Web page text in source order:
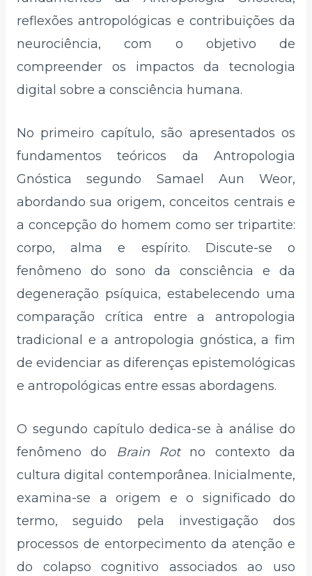
reflexões antropológicas e contribuições da
neurociência, com o objetivo de
compreender os impactos da tecnologia
digital sobre a consciência humana.
No primeiro capítulo, são apresentados os
fundamentos teóricos da Antropologia
Gnóstica segundo Samael Aun Weor,
abordando sua origem, conceitos centrais e
a concepção do homem como ser tripartite:
corpo, alma e espírito. Discute-se o
fenômeno do sono da consciência e da
degeneração psíquica, estabelecendo uma
comparação crítica entre a antropologia
tradicional e a antropologia gnóstica, a fim
de evidenciar as diferenças epistemológicas
e antropológicas entre essas abordagens.
O segundo capítulo dedica-se à análise do
fenômeno do
Brain Rotno contexto da
cultura digital contemporânea. Inicialmente,
examina-se a origem e o significado do
termo, seguido pela investigação dos
processos de entorpecimento da atenção e
do colapso cognitivo associados ao uso